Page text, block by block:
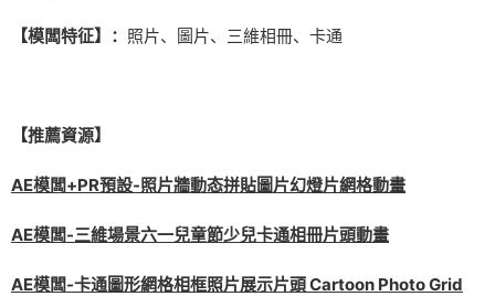
【模闆特征】： 照片、圖片、三維相冊、卡通
【推薦資源】
AE模闆+PR預設-照片牆動态拼貼圖片幻燈片網格動畫
AE模闆-三維場景六一兒童節少兒卡通相冊片頭動畫
AE模闆-卡通圖形網格相框照片展示片頭 Cartoon Photo Grid